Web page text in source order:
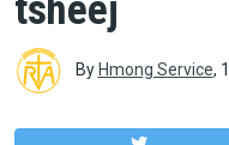
tsheej
By Hmong Service,